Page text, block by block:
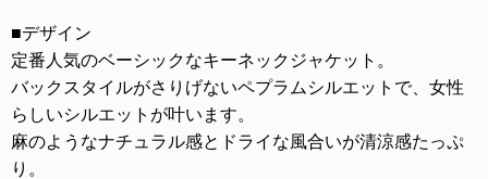
■デザイン
定番人気のベーシックなキーネックジャケット。
バックスタイルがさりげないペプラムシルエットで、女性
らしいシルエットが叶います。
麻のようなナチュラル感とドライな風合いが清涼感たっぷ
り。